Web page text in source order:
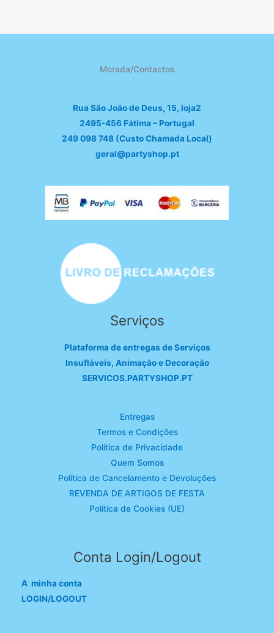
Morada/Contactos
Rua São João de Deus, 15, loja2
2495-456 Fátima – Portugal
249 098 748 (Custo Chamada Local)
geral@partyshop.pt
Serviços
Plataforma de entregas de Serviços
Insufláveis, Animação e Decoração
SERVICOS.PARTYSHOP.PT
Entregas
Termos e Condições
Política de Privacidade
Quem Somos
Política de Cancelamento e Devoluções
REVENDA DE ARTIGOS DE FESTA
Política de Cookies (UE)
Conta Login/Logout
A minha conta
LOGIN/LOGOUT